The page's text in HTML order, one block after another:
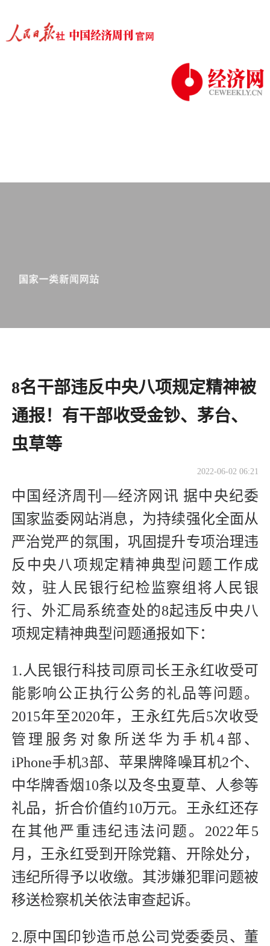
8名干部违反中央八项规定精神被
通报！有干部收受金钞、茅台、
虫草等
2022-06-02 06:21
中国经济周刊—经济网讯 据中央纪委
国家监委网站消息，为持续强化全面从
严治党严的氛围，巩固提升专项治理违
反中央八项规定精神典型问题工作成
效，驻人民银行纪检监察组将人民银
行、外汇局系统查处的8起违反中央八
项规定精神典型问题通报如下：
1.人民银行科技司原司长王永红收受可
能影响公正执行公务的礼品等问题。
2015年至2020年，王永红先后5次收受
管理服务对象所送华为手机4部、
iPhone手机3部、苹果牌降噪耳机2个、
中华牌香烟10条以及冬虫夏草、人参等
礼品，折合价值约10万元。王永红还存
在其他严重违纪违法问题。2022年5
月，王永红受到开除党籍、开除处分，
违纪所得予以收缴。其涉嫌犯罪问题被
移送检察机关依法审查起诉。
2.原中国印钞造币总公司党委委员、董